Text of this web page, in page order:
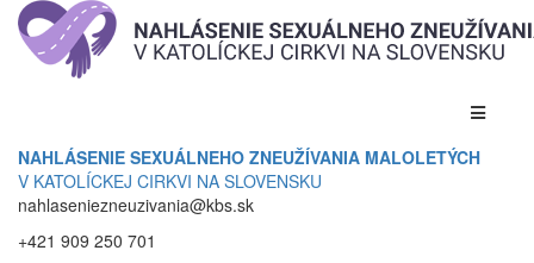
NAHLÁSENIE SEXUÁLNEHO ZNEUŽÍVANIA MALOLETÝCH
V KATOLÍCKEJ CIRKVI NA SLOVENSKU
nahlaseniezneuzivania@kbs.sk
+421 909 250 701